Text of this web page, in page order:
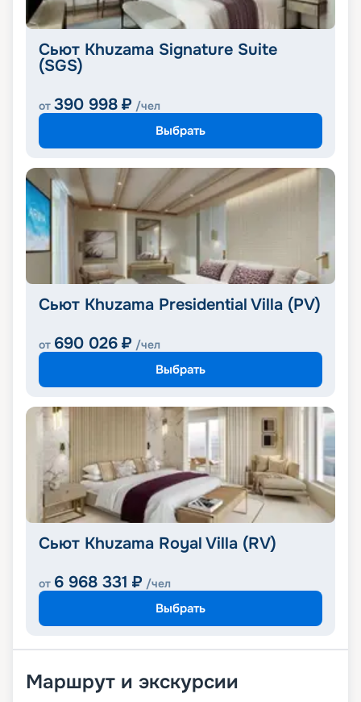
Сьют Khuzama Signature Suite
(SGS)
от 390 998 ₽ /чел
Выбрать
Сьют Khuzama Presidential Villa (PV)
от 690 026 ₽ /чел
Выбрать
Сьют Khuzama Royal Villa (RV)
от 6 968 331 ₽ /чел
Выбрать
Маршрут и экскурсии